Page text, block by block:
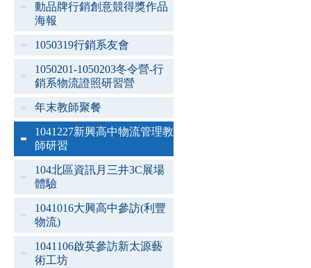
動品牌行銷創意競得獎作品
海報
1050319行銷系友會
1050201-1050203冬令營-行
銷系物流證照研習營
年末教師聚餐
1041227新興高中物流管理教
師研習
104北區資訊月三井3C展場
體驗
1041016大興高中參訪(利豐
物流)
1041106啟英參訪新太源藝
術工坊